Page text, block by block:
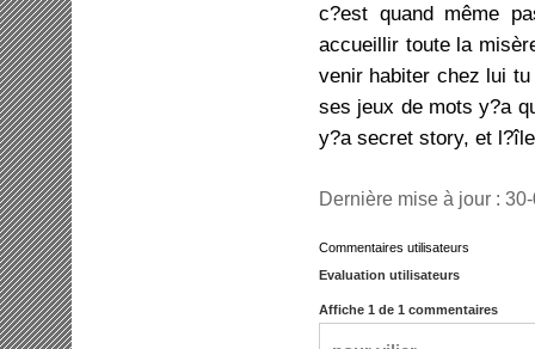
c?est quand même
accueillir toute la
venir habiter chez lui
ses jeux de mots y?a
y?a secret story, et
Dernière mise à jour :
Commentaires utilisateurs
Evaluation utilisateurs
Affiche 1 de 1 commentaires